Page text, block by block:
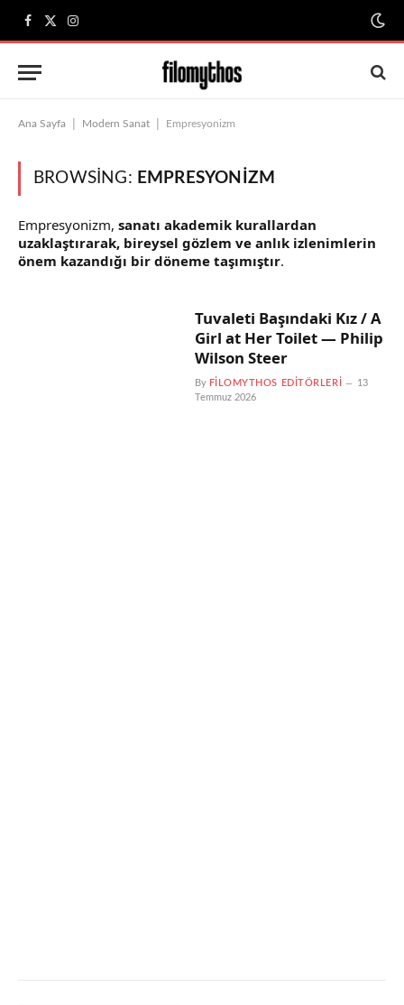
Facebook
X
(Twitter)
Instagram
Ana Sayfa Modern Sanat Empresyonizm
BROWSING: EMPRESYONIZM
Empresyonizm, sanatı akademik kurallardan
uzaklaştırarak, bireysel gözlem ve anlık izlenimlerin
önem kazandığı bir döneme taşımıştır.
Tuvaleti Başındaki Kız / A
Girl at Her Toilet — Philip
Wilson Steer
By FILOMYTHOS EDITÖRLERI
13
Temmuz 2026